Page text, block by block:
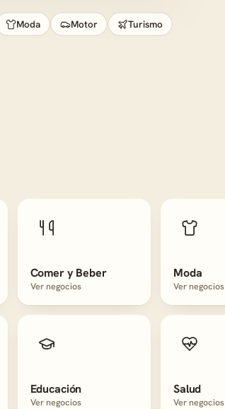
Moda Motor Turismo
Comer y Beber
Ver negocios
Moda
Ver negocios
Educación
Ver negocios
Salud
Ver negocios